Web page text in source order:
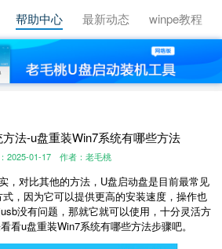
帮助中心 最新动态 winpe教程
法-u盘重装Win7系统有哪些方法
2025-01-17 作者：老毛桃
，对比其他的方法，U盘启动盘是目前最常见
，因为它可以提供更高的安装速度，操作也
没有问题，那就它就可以使用，十分灵活方
看u盘重装Win7系统有哪些方法步骤吧。